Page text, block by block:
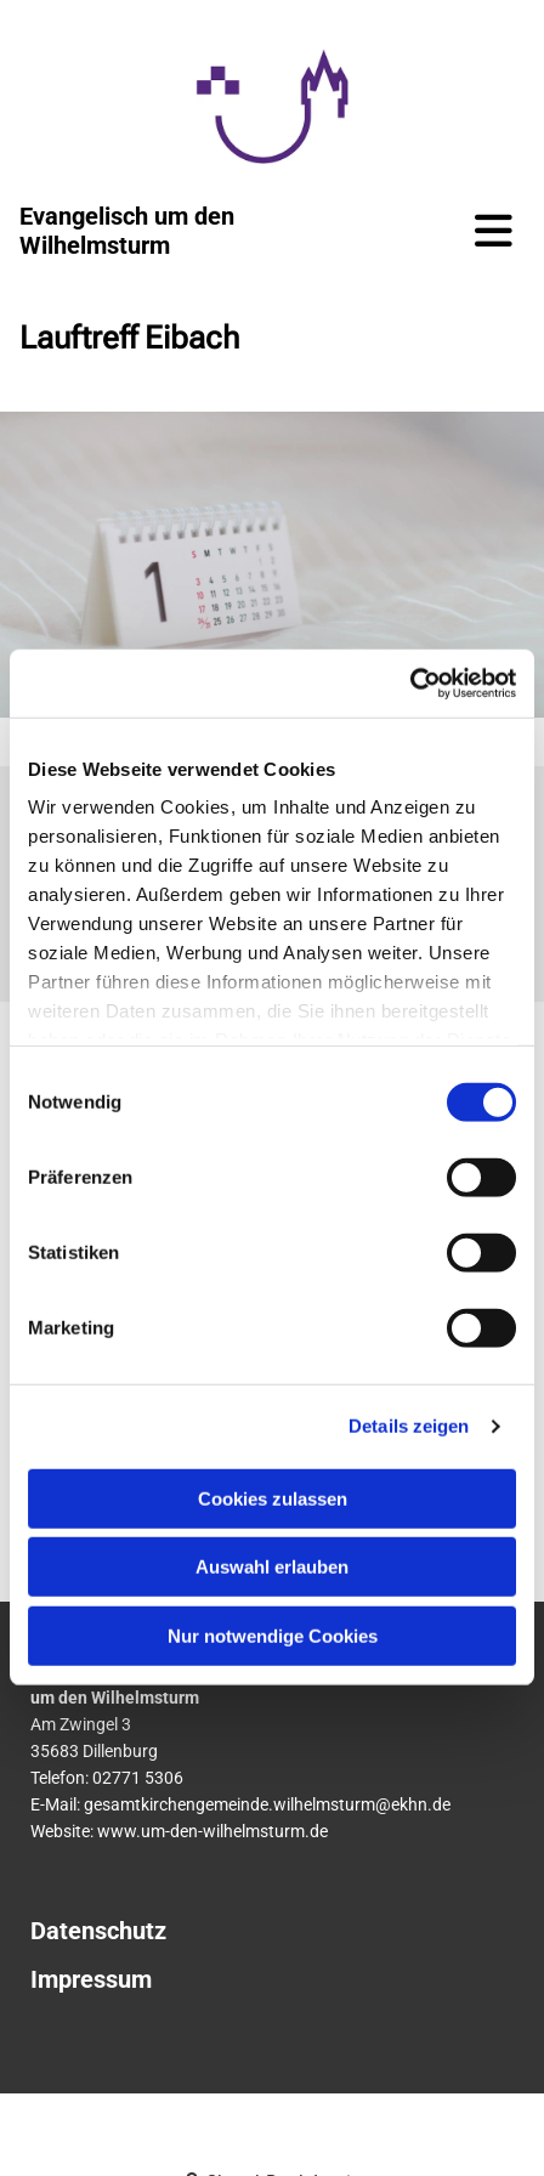
Diese Webseite verwendet Cookies
Wir verwenden Cookies, um Inhalte und Anzeigen zu
personalisieren, Funktionen für soziale Medien anbieten
zu können und die Zugriffe auf unsere Website zu
analysieren. Außerdem geben wir Informationen zu Ihrer
Verwendung unserer Website an unsere Partner für
soziale Medien, Werbung und Analysen weiter. Unsere
Partner führen diese Informationen möglicherweise mit
weiteren Daten zusammen, die Sie ihnen bereitgestellt
Notwendig
Präferenzen
Statistiken
Marketing
Details zeigen
Cookies zulassen
Auswahl erlauben
Nur notwendige Cookies
Evangelisch um den
Wilhelmsturm
Lauftreff Eibach
Montag, 19. Juli 2027, 18:00 Uhr
Eibach, Weihergarten 17, 35689
Dillenburg-Eibach
Ev. Gesamtkirchengemeinde
um den Wilhelmsturm
Am Zwingel 3
35683 Dillenburg
Telefon:02771 5306
E-Mail:gesamtkirchengemeinde.wilhelmsturm@ekhn.de
Website: www.um-den-wilhelmsturm.de
Datenschutz
Impressum